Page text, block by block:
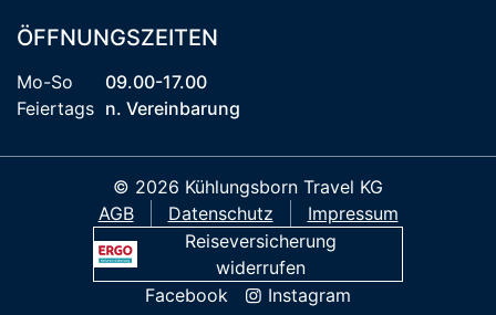
ÖFFNUNGSZEITEN
Mo-So
09.00-17.00
Feiertags n. Vereinbarung
© 2026 Kühlungsborn Travel KG
AGB
Datenschutz
Impressum
Reiseversicherung
widerrufen
Facebook
Instagram